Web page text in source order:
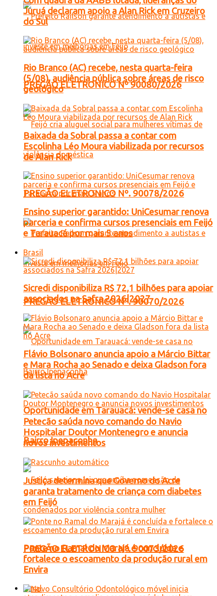
PREGÃO ELETRONICO Nº 90080/2026
PREGÃO ELETRONICO Nº. 90078/2026
PREGÃO ELETRONICO Nº. 90070/2026
Oportunidade em Tarauacá: vende-se casa no
Bairro Ipepaconha
PREGÃO ELETRONICO Nº. 90073/2026
Geral
Juruá declaram apoio a Alan Rick em Cruzeiro
do Sul
Rio Branco (AC) recebe, nesta quarta-feira
(5/08), audiência pública sobre áreas de risco
geológico
Baixada da Sobral passa a contar com
Escolinha Léo Moura viabilizada por recursos
de Alan Rick
Ensino superior garantido: UniCesumar renova
parceria e confirma cursos presenciais em Feijó
e Tarauacá por mais 5 anos
Brasil
Sicredi disponibiliza R$ 72,1 bilhões para apoiar
associados na Safra 2026|2027
Flávio Bolsonaro anuncia apoio a Márcio Bittar
e Mara Rocha ao Senado e deixa Gladson fora
da lista no Acre
Petecão saúda novo comando do Navio
Hospitalar Doutor Montenegro e anuncia
novos investimentos
Justiça determina que Governo do Acre
garanta tratamento de criança com diabetes
em Feijó
Ponte no Ramal do Marajá é concluída e
fortalece o escoamento da produção rural em
Envira